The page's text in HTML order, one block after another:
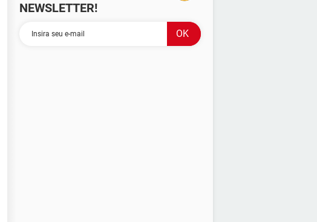
NEWSLETTER!